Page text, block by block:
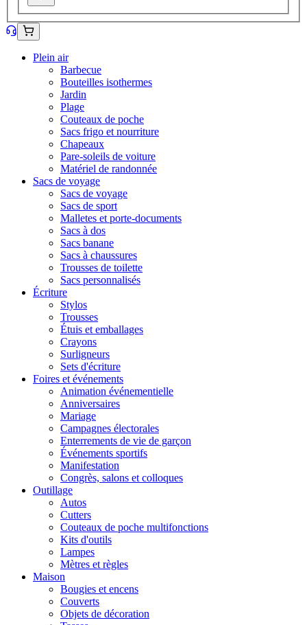
Plein air
Barbecue
Bouteilles isothermes
Jardin
Plage
Couteaux de poche
Sacs frigo et nourriture
Chapeaux
Pare-soleils de voiture
Matériel de randonnée
Sacs de voyage
Sacs de voyage
Sacs de sport
Malletes et porte-documents
Sacs à dos
Sacs banane
Sacs à chaussures
Trousses de toilette
Sacs personnalisés
Écriture
Stylos
Trousses
Étuis et emballages
Crayons
Surligneurs
Sets d'écriture
Foires et événements
Animation événementielle
Anniversaires
Mariage
Campagnes électorales
Enterrements de vie de garçon
Événements sportifs
Manifestation
Congrès, salons et colloques
Outillage
Autos
Cutters
Couteaux de poche multifonctions
Kits d'outils
Lampes
Mètres et règles
Maison
Bougies et encens
Couverts
Objets de décoration